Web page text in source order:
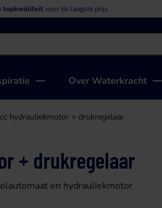
topkwaliteitvoor de laagste prijs
Over Waterkracht
hydrauliekmotor + drukregelaar
+ drukregelaar
en hydrauliekmotor.